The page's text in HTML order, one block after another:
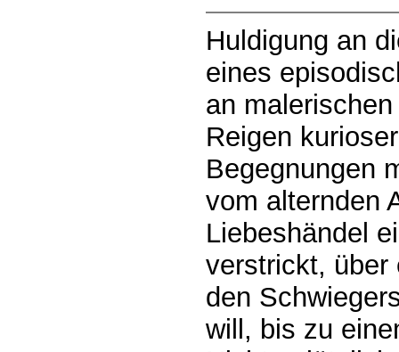
Huldigung an
eines
an
Reigen
Begegnungen
vom alternden
Liebeshändel
verstrickt, über
den
will, bis zu